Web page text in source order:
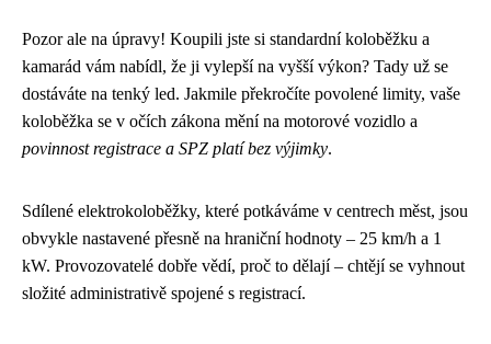
Pozor ale na úpravy! Koupili jste si standardní koloběžku a
kamarád vám nabídl, že ji vylepší na vyšší výkon? Tady už se
dostáváte na tenký led. Jakmile překročíte povolené limity, vaše
koloběžka se v očích zákona mění na motorové vozidlo a
povinnost registrace a SPZ platí bez výjimky.
Sdílené elektrokoloběžky, které potkáváme v centrech měst, jsou
obvykle nastavené přesně na hraniční hodnoty – 25 km/h a 1
kW. Provozovatelé dobře vědí, proč to dělají – chtějí se vyhnout
složité administrativě spojené s registrací.